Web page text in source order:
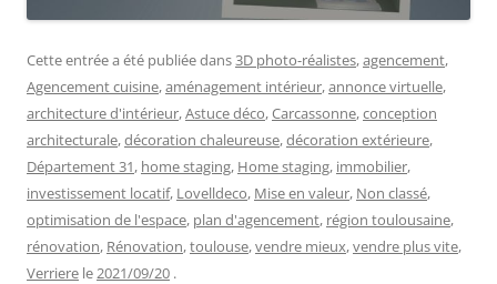
Cette entrée a été publiée dans3D photo-réalistes,agencement,
Agencement cuisine,aménagement intérieur,annonce virtuelle,
architecture d'intérieur,Astuce déco,Carcassonne,conception
architecturale,décoration chaleureuse,décoration extérieure,
Département 31, home staging, Home staging, immobilier,
investissement locatif, Lovelldeco, Mise en valeur, Non classé,
optimisation de l'espace, plan d'agencement, région toulousaine,
rénovation, Rénovation,toulouse,vendre mieux,vendre plus vite,
Verriere le2021/09/20 .